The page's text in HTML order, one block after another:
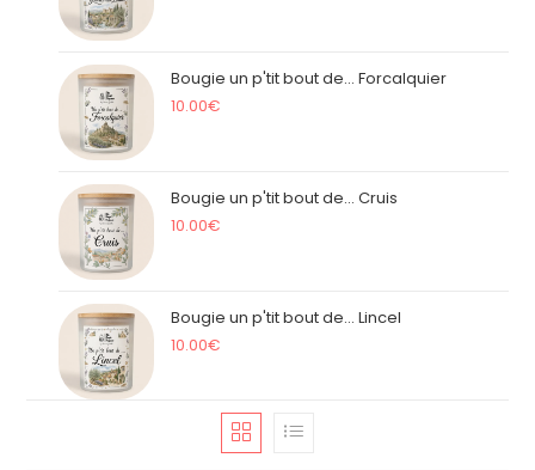
Bougie un p'tit bout de... Forcalquier
10.00€
Bougie un p'tit bout de... Cruis
10.00€
Bougie un p'tit bout de... Lincel
10.00€